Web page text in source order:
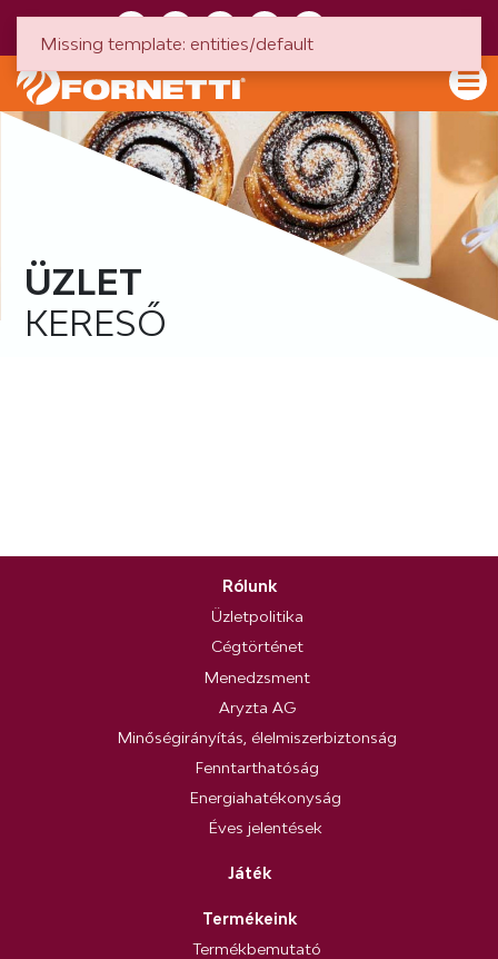
ÜZLET
KERESŐ
Rólunk
Üzletpolitika
Cégtörténet
Menedzsment
Aryzta AG
Minőségirányítás, élelmiszerbiztonság
Fenntarthatóság
Energiahatékonyság
Éves jelentések
Játék
Termékeink
Termékbemutató
Missing template: entities/default